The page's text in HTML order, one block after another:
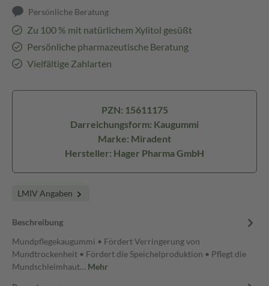
Persönliche Beratung
Zu 100 % mit natürlichem Xylitol gesüßt
Persönliche pharmazeutische Beratung
Vielfältige Zahlarten
PZN: 15611175
Darreichungsform: Kaugummi
Marke: Miradent
Hersteller: Hager Pharma GmbH
LMIV Angaben
Beschreibung
Mundpflegekaugummi • Fördert Verringerung von
Mundtrockenheit • Fördert die Speichelproduktion • Pflegt die
Mundschleimhaut… Mehr